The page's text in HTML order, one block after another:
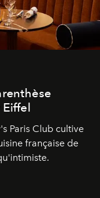
Paris Club cultive
française de